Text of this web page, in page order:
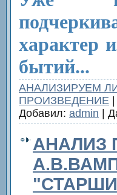
характер
бытий...
АНАЛИЗИРУЕМ
ПРОИЗВЕДЕНИЕ
Добавил: admin |
АНАЛИЗ